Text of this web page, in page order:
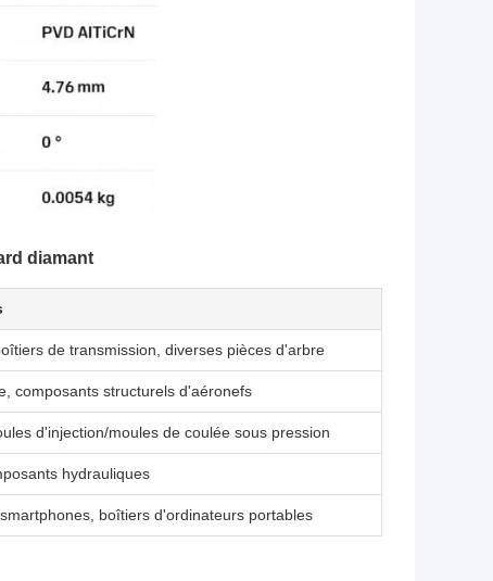
diamant
de transmission, diverses pièces d'arbre
composants structurels d'aéronefs
d'injection/moules de coulée sous pression
hydrauliques
boîtiers d'ordinateurs portables